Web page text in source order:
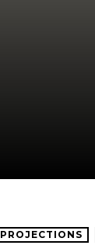
PROJECTIONS